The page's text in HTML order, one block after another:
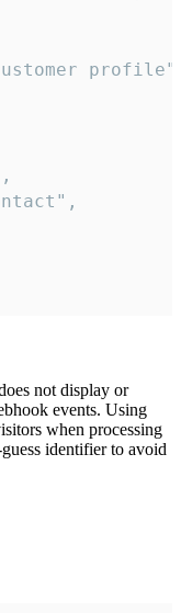
not display or
events. Using
when processing
identifier to avoid